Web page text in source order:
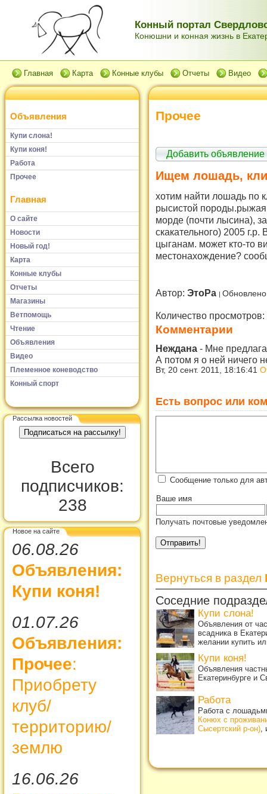
Конный портал
Конюшни и конная жизнь в
Главная Карта Конные клубы Отчеты Видео
Объявления
Купи слона!
Купи коня!
Работа
Прочее
Главная
О сайте
Новости
Новый год!
Карта
Конные клубы
Отчеты
Магазины
Ветпомощь
Чтение
Объявления
Видео
Племенное коневодство
Конный спорт
Рассылка новостей
Всего
подписчиков:
238
Новое на сайте
06.08.26
Объявления:
Купи коня!
01.07.26
Объявления:
Прочее:
Приобрету
клуб/
территорию/
землю
16.06.26
Прочее
Добавить объявление
Ищем лошадь,
хотим найти лошадь по
рысистой
морде (почти лысина),
скакательного) 2005
цыганам. может кто-то
местонахождение?
Автор: ЭтоРа
Количество просмотров:
Комментарии
Неждана - Мне
А потом я о ней ничего
Вт, 20 сент. 2011, 18:16:41
Есть вопрос или
Сообщение только для
Ваше имя
Получать почтовые
Вернуться в раздел
Соседние
Купи слона!
Объявления от
всадника в
желании купить
Купи коня!
Объявления
Екатеринбурге и
Работа
Работа с
Конюх с
Сысертский р-он)